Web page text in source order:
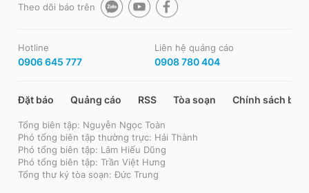
Theo dõi báo trên
Hotline
0906 645 777
Liên hệ quảng cáo
0908 780 404
Đặt báo Quảng cáo RSS Tòa soạn Chính sách bảo
Tổng biên tập: Nguyễn Ngọc Toàn
Phó tổng biên tập thường trực: Hải Thành
Phó tổng biên tập: Lâm Hiếu Dũng
Phó tổng biên tập: Trần Việt Hưng
Tổng thư ký tòa soạn: Đức Trung